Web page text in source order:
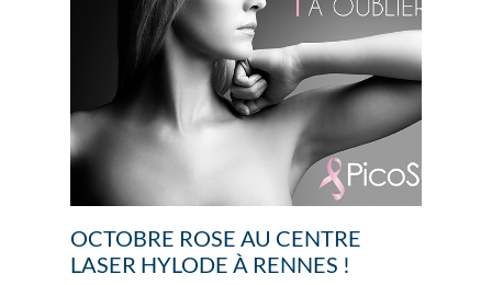
OCTOBRE ROSE AU CENTRE
LASER HYLODE À RENNES !